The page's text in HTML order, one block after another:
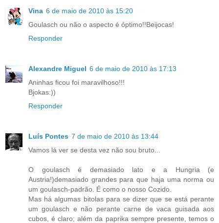
Vina 6 de maio de 2010 às 15:20
Goulasch ou não o aspecto é óptimo!!Beijocas!
Responder
Alexandre Miguel 6 de maio de 2010 às 17:13
Aninhas ficou foi maravilhoso!!!
Bjokas:))
Responder
Luís Pontes 7 de maio de 2010 às 13:44
Vamos lá ver se desta vez não sou bruto...
O goulasch é demasiado lato e a Hungria (e
Austria!)demasiado grandes para que haja uma norma ou
um goulasch-padrão. É como o nosso Cozido.
Mas há algumas bitolas para se dizer que se está perante
um goulasch e não perante carne de vaca guisada aos
cubos, é claro; além da paprika sempre presente, temos o